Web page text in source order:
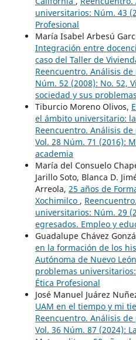
universitarios: Núm. 43
Profesional
María Isabel Arbesú
Integración entre
caso del Taller de
Reencuentro. Análisis
Núm. 52 (2008): No. 52,
sociedad y sus problemas
Tiburcio Moreno Olivos,
el ámbito universitario:
Reencuentro. Análisis
Vol. 28 Núm. 71 (2016):
academia
María del Consuelo
Jarillo Soto, Blanca D.
Arreola, 25 años de
Xochimilco ,
universitarios: Núm. 29
egresados. Empleo y
Guadalupe Chávez
en la formación de los
Autónoma de Nuevo León
problemas
Ética Profesional
José Manuel Juárez
UAM en el tiempo y mi
Reencuentro. Análisis
Vol. 36 Núm. 87 (2024):